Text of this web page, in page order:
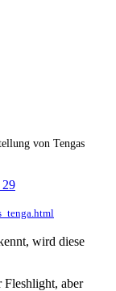
von Tengas
wird diese
Fleshlight, aber